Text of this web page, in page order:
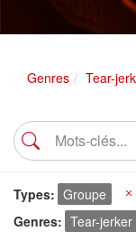
Genres Tear-
Types Groupe
Genres
Tear-jerker